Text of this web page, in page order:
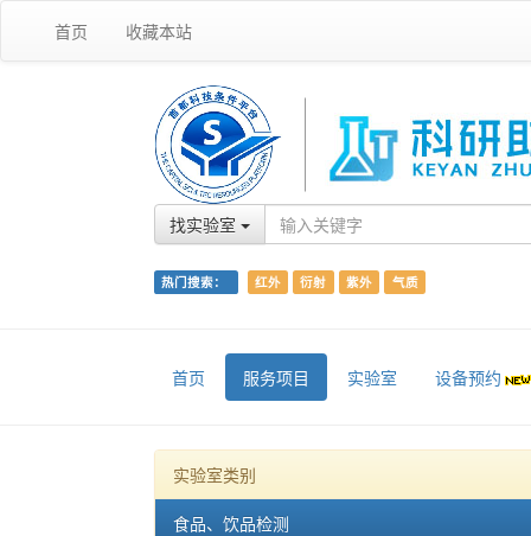
首页 收藏本站
找实验室
热门搜索： 红外 衍射 紫外 气质
首页 服务项目 实验室 设备预约
实验室类别
食品、饮品检测